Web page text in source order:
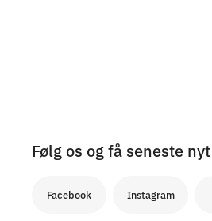
Følg os og få seneste nyt
Facebook Instagram